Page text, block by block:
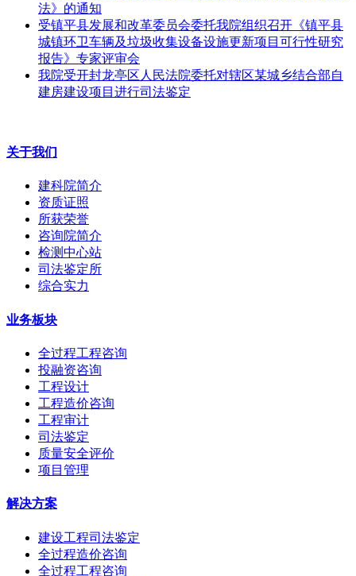
法》的通知
受镇平县发展和改革委员会委托我院组织召开《镇平县
城镇环卫车辆及垃圾收集设备设施更新项目可行性研究
报告》专家评审会
我院受开封龙亭区人民法院委托对辖区某城乡结合部自
建房建设项目进行司法鉴定
关于我们
建科院简介
资质证照
所获荣誉
咨询院简介
检测中心站
司法鉴定所
综合实力
业务板块
全过程工程咨询
投融资咨询
工程设计
工程造价咨询
工程审计
司法鉴定
质量安全评价
项目管理
解决方案
建设工程司法鉴定
全过程造价咨询
全过程工程咨询